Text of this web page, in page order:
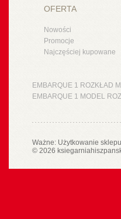
OFERTA
Nowości
Promocje
Najczęściej kupowane
EMBARQUE 1 ROZKŁAD
EMBARQUE 1 MODEL
Ważne: Użytkowanie
© 2026